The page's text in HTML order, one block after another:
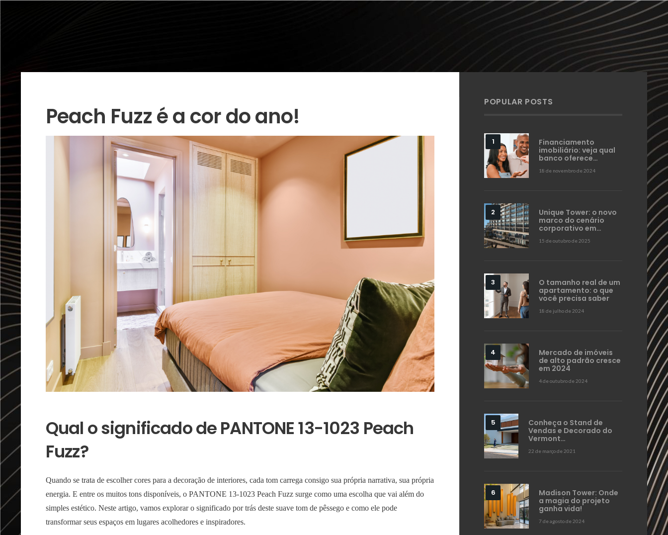
Peach Fuzz é a cor do ano!
Qual o significado de PANTONE 13-1023 Peach
Fuzz?
Quando se trata de escolher cores para a decoração de interiores, cada tom carrega consigo sua própria narrativa, sua própria
energia. E entre os muitos tons disponíveis, o PANTONE 13-1023 Peach Fuzz surge como uma escolha que vai além do
simples estético. Neste artigo, vamos explorar o significado por trás deste suave tom de pêssego e como ele pode
transformar seus espaços em lugares acolhedores e inspiradores.
POPULAR POSTS
Financiamento
imobiliário: veja qual
banco oferece…
18 de novembro de 2024
Unique Tower: o novo
marco do cenário
corporativo em…
15 de outubro de 2025
O tamanho real de um
apartamento: o que
você precisa saber
18 de julho de 2024
Mercado de imóveis
de alto padrão cresce
em 2024
4 de outubro de 2024
Conheça o Stand de
Vendas e Decorado do
Vermont…
22 de março de 2021
Madison Tower: Onde
a magia do projeto
ganha vida!
7 de agosto de 2024